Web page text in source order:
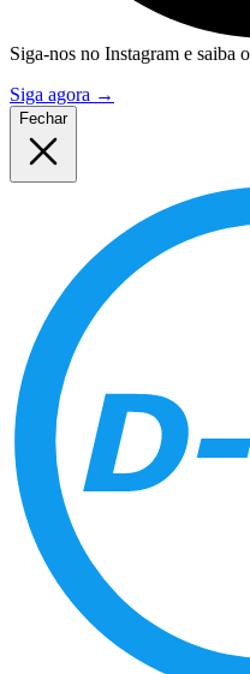
Siga-nos no Instagram e saiba
Siga agora →
Fechar